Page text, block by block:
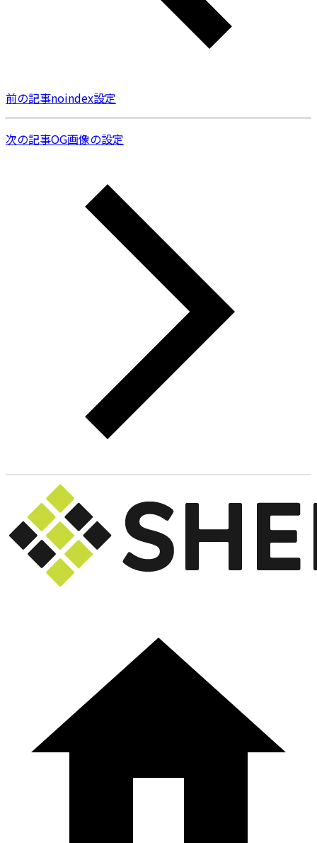
前の記事noindex設定
次の記事OG画像の設定